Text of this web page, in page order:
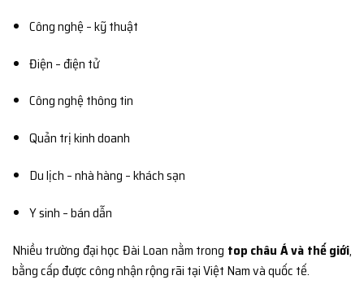
Công nghệ – kỹ thuật
Điện – điện tử
Công nghệ thông tin
Quản trị kinh doanh
Du lịch – nhà hàng – khách sạn
Y sinh – bán dẫn
Nhiều trường đại học Đài Loan nằm trong top châu Á và thế giới,
bằng cấp được công nhận rộng rãi tại Việt Nam và quốc tế.